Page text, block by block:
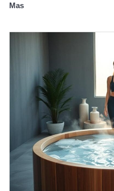
Mas